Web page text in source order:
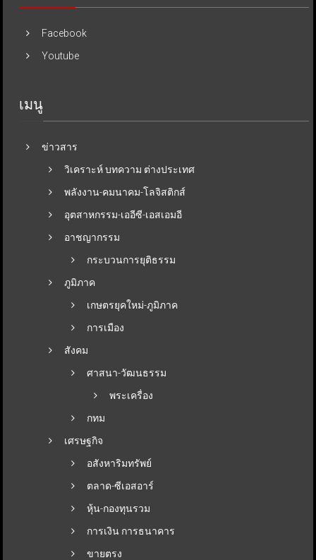
Facebook
Youtube
เมนู
ข่าวสาร
วิเคราะห์ บทความ ต่างประเทศ
พลังงาน-คมนาคม-โลจิสติกส์
อุตสาหกรรม-เออีซี-เอสเอมอี
อาชญากรรม
กระบวนการยุติธรรม
ภูมิภาค
เกษตรยุคใหม่-ภูมิภาค
การเมือง
สังคม
ศาสนา-วัฒนธรรม
พระเครื่อง
กทม
เศรษฐกิจ
อสังหาริมทรัพย์
ตลาด-ซีเอสอาร์
หุ้น-กองทุนรวม
การเงิน การธนาคาร
ขายตรง